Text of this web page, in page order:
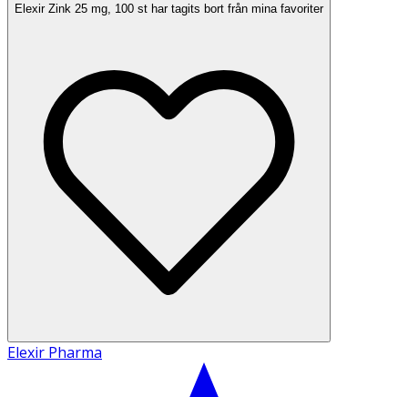
Elexir Zink 25 mg, 100 st har tagits bort från mina favoriter
Elexir Pharma